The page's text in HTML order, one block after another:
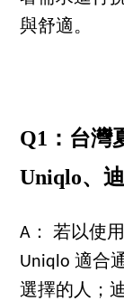
與舒適。
Q1：台灣
Uniqlo、
A： 若以使
Uniqlo 適合
選擇的人；